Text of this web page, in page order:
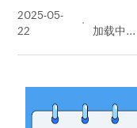
2025-05-
22
量